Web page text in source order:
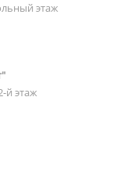
этаж
й этаж